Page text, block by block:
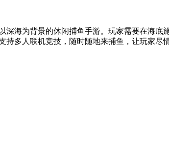
深海为背景的休闲捕鱼手游。玩家需要在海
持多人联机竞技，随时随地来捕鱼，让玩家